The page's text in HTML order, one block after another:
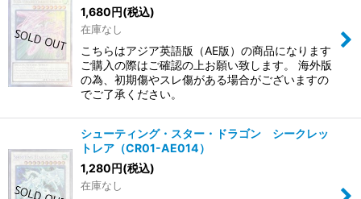
1,680円(税込)
在庫なし
こちらはアジア英語版（AE版）の商品になります
ご購入の際はご確認の上お願い致します。 海外版
の為、初期傷やスレ傷がある場合がございますの
でご了承ください。
シューティング・スター・ドラゴン シークレッ
トレア（CR01-AE014）
1,280円(税込)
在庫なし